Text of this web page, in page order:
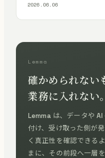
2026.06.06
Lemma
確かめられない
業務に入れない。
Lemma は、データや
付け、受け取った側が
く真正性を確認できる
まに、その前段へ一層